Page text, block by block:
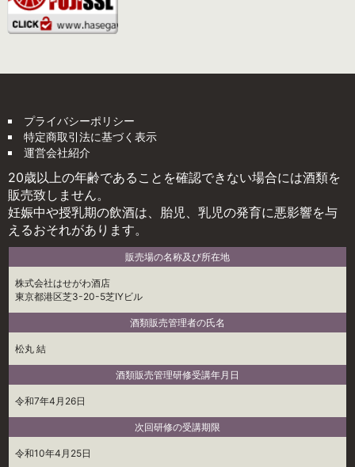
プライバシーポリシー
特定商取引法に基づく表示
運営会社紹介
20歳以上の年齢であることを確認できない場合には酒類を
販売致しません。
妊娠中や授乳期の飲酒は、胎児、乳児の発育に悪影響を与
えるおそれがあります。
販売場の名称及び所在地
株式会社はせがわ酒店
東京都港区芝3-20-5芝IYビル
酒類販売管理者の氏名
松丸 結
酒類販売管理研修受講年月日
令和7年4月26日
次回研修の受講期限
令和10年4月25日